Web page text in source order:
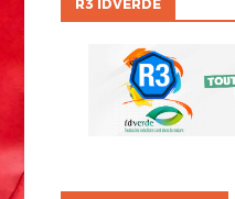
R3 IDVERDE